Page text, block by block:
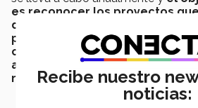
es reconocer los proyectos
desarrollan
propuestas que sobresalen
creatividad
, a los grupos
asesoría y apoyo para convertir
realidad.Recibe nuestro
noticias: